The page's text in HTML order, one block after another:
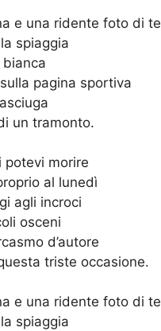
e una ridente foto di te
spiaggia
pagina sportiva
un tramonto.
potevi morire
al lunedì
agli incroci
osceni
d’autore
triste occasione.
e una ridente foto di te
spiaggia